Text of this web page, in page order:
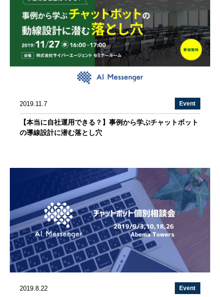
2019.11.7 Event
【本当に自社運用できる？】事例から学ぶチャットボット
の導線設計に潜む落とし穴
2019.8.22 Event